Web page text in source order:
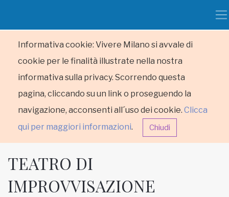
Informativa cookie: Vivere Milano si avvale di
cookie per le finalità illustrate nella nostra
informativa sulla privacy. Scorrendo questa
pagina, cliccando su un link o proseguendo la
navigazione, acconsenti all´uso dei cookie. Clicca
qui per maggiori informazioni. Chiudi
TEATRO DI
IMPROVVISAZIONE